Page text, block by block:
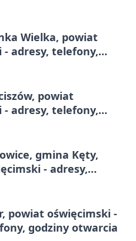
Wielka, powiat
- adresy, telefony,
powiat
- adresy, telefony,
gmina Kęty,
- adresy,
powiat oświęcimski -
godziny otwarcia